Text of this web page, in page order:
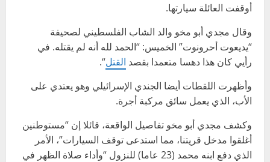
أوقفت العائلة سيارتها.
وقال مجدي أبو مخو والد الشاب الفلسطيني لصحيفة
“يديعوت أحرونوت” الخميس: “الحمد لله أنه لم يقتله. في
رأيي كان هذا دهسا متعمدا بقصد القتل“.
وأظهرت اللقطات أيضا الجندي الإسرائيلي وهو يعتدي على
الأب، الذي يعمل سائق مركبة أجرة.
وكشف مجدي أبو مخو تفاصيل الواقعة، قائلا إن “مستوطنين
أغلقوا مدخل قريتنا، مما استدعى توقف السيارات”، الأمر
الذي دفع ابنه محمد (23 عاما) للنزول “وأداء صلاة الظهر في